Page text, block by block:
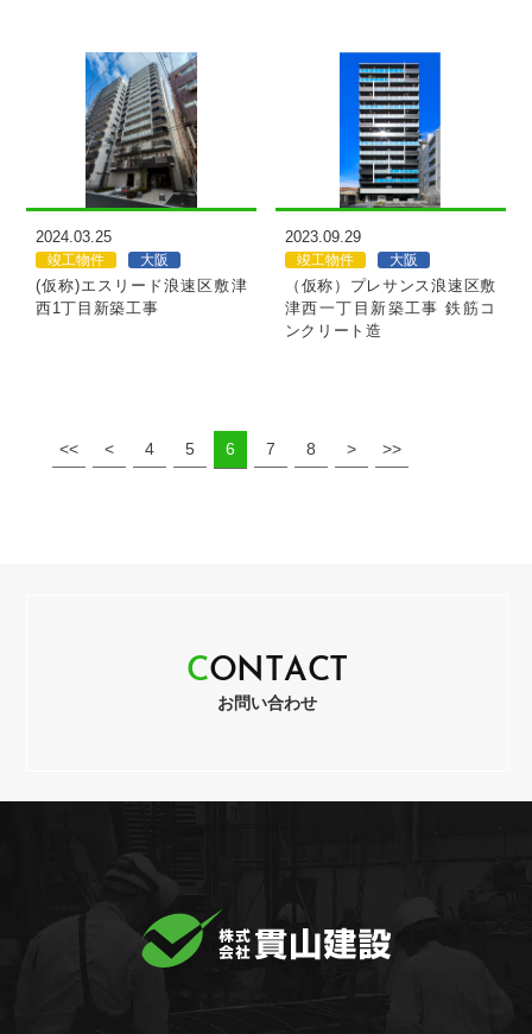
MORE
2024.03.25
竣工物件 大阪
(仮称)エスリード浪速区敷津
西1丁目新築工事
MORE
2023.09.29
竣工物件 大阪
（仮称）プレサンス浪速区敷
津西一丁目新築工事 鉄筋コ
ンクリート造
<< < 4 5 6 7 8 > >>
CON T AC T
お問い合わせ